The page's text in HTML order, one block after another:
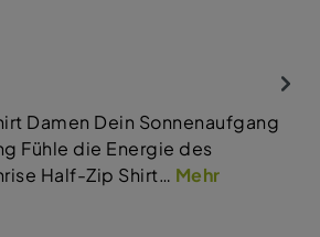
Damen Dein Sonnenaufgang
Fühle die Energie des
Half-Zip Shirt… Mehr